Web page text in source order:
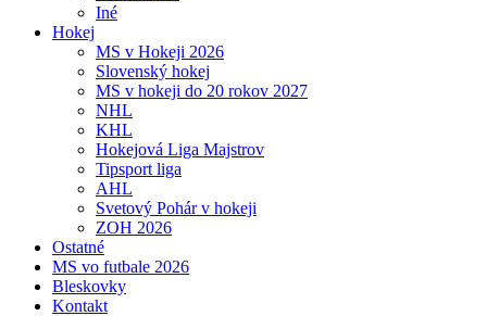
Iné
Hokej
MS v Hokeji 2026
Slovenský hokej
MS v hokeji do 20 rokov 2027
NHL
KHL
Hokejová Liga Majstrov
Tipsport liga
AHL
Svetový Pohár v hokeji
ZOH 2026
Ostatné
MS vo futbale 2026
Bleskovky
Kontakt